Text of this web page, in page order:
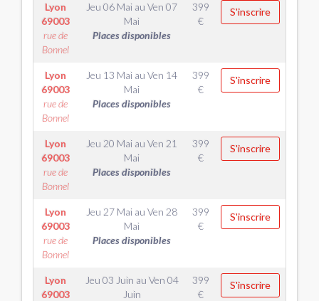
Lyon
69003
rue de
Bonnel
Jeu 06 Mai au Ven 07
Mai
Places disponibles
399
€
S'inscrire
Lyon
69003
rue de
Bonnel
Jeu 13 Mai au Ven 14
Mai
Places disponibles
399
€
S'inscrire
Lyon
69003
rue de
Bonnel
Jeu 20 Mai au Ven 21
Mai
Places disponibles
399
€
S'inscrire
Lyon
69003
rue de
Bonnel
Jeu 27 Mai au Ven 28
Mai
Places disponibles
399
€
S'inscrire
Lyon
69003
Jeu 03 Juin au Ven 04
Juin
399
€
S'inscrire